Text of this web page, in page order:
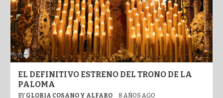
EL DEFINITIVO ESTRENO DEL TRONO DE LA
PALOMA
BY GLORIA COSANO Y ALFARO 8 AÑOS AGO